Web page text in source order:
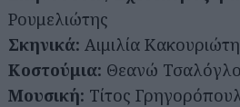
Ρουμελιώτης
Σκηνικά: Αιμιλία Κακουριώτη
Κοστούμια: Θεανώ
Μουσική: Τίτος